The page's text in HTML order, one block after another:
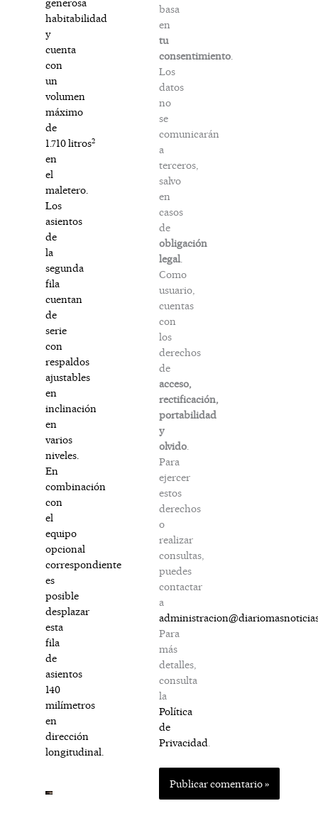
generosa
habitabilidad
y
cuenta
con
un
volumen
máximo
de
1.710 litros2
en
el
maletero.
Los
asientos
de
la
segunda
fila
cuentan
de
serie
con
respaldos
ajustables
en
inclinación
en
varios
niveles.
En
combinación
con
el
equipo
opcional
correspondiente
es
posible
desplazar
esta
fila
de
asientos
140
milímetros
en
dirección
longitudinal.
basa
en
tu
consentimiento.
Los
datos
no
se
comunicarán
a
terceros,
salvo
en
casos
de
obligación
legal.
Como
usuario,
cuentas
con
los
derechos
de
acceso,
rectificación,
portabilidad
y
olvido.
Para
ejercer
estos
derechos
o
realizar
consultas,
puedes
contactar
a
Para
más
detalles,
consulta
la
Política
de
Privacidad